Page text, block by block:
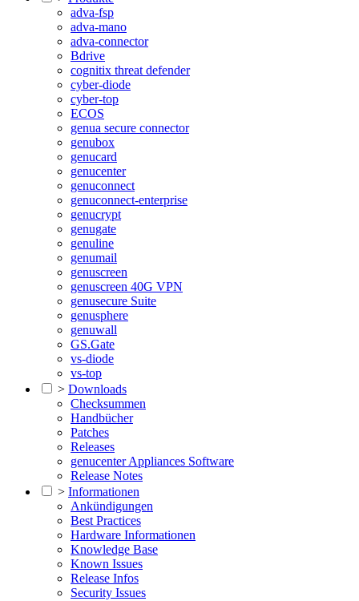
adva-fsp
adva-mano
adva-connector
Bdrive
cognitix threat defender
cyber-diode
cyber-top
ECOS
genua secure connector
genubox
genucard
genucenter
genuconnect
genuconnect-enterprise
genucrypt
genugate
genuline
genumail
genuscreen
genuscreen 40G VPN
genusecure Suite
genusphere
genuwall
GS.Gate
vs-diode
vs-top
> Downloads
Checksummen
Handbücher
Patches
Releases
genucenter Appliances Software
Release Notes
> Informationen
Ankündigungen
Best Practices
Hardware Informationen
Knowledge Base
Known Issues
Release Infos
Security Issues